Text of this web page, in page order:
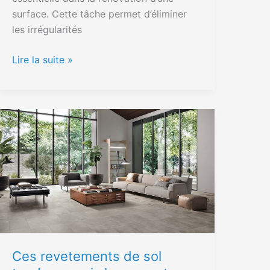
surface. Cette tâche permet d’éliminer
les irrégularités
Lire la suite »
Ces revetements de sol
Ces
revetements
de
sol
tendance
qui
changeront
interieur